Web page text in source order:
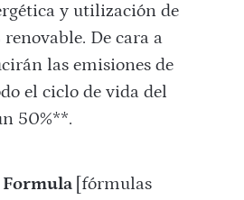
y utilización de
De cara a
las emisiones de
el ciclo de vida del
50%**.
[fórmulas